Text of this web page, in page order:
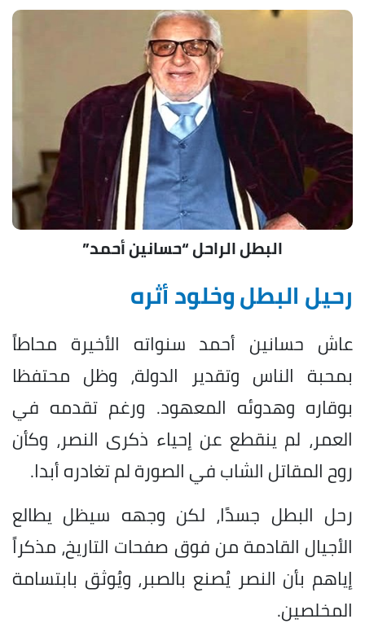
البطل الراحل “حسانين أحمد”
رحيل البطل وخلود أثره
عاش حسانين أحمد سنواته الأخيرة محاطاً
بمحبة الناس وتقدير الدولة، وظل محتفظا
بوقاره وهدوئه المعهود. ورغم تقدمه في
العمر، لم ينقطع عن إحياء ذكرى النصر، وكأن
روح المقاتل الشاب في الصورة لم تغادره أبدا.
رحل البطل جسدًا، لكن وجهه سيظل يطالع
الأجيال القادمة من فوق صفحات التاريخ، مذكراً
إياهم بأن النصر يُصنع بالصبر، ويُوثق بابتسامة
المخلصين.